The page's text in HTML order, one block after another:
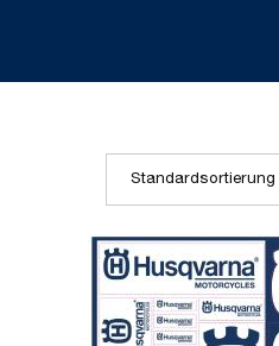
Standardsortierung